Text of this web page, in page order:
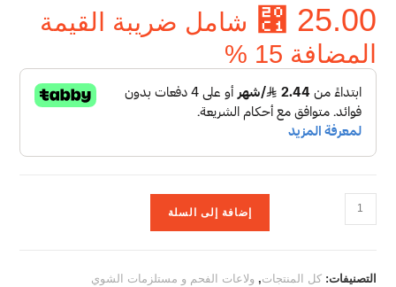
⃁ 25.00
شامل ضريبة القيمة
المضافة 15 %
إضافة إلى السلة
التصنيفات:كل المنتجات, ولاعات الفحم و مستلزمات الشوي